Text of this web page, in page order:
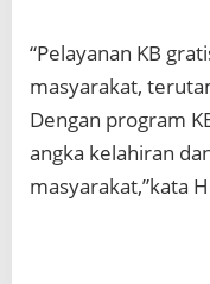
“Pelayanan KB
masyarakat,
Dengan program
angka kelahiran
masyarakat,”kata